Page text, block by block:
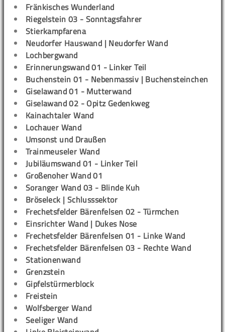
Fränkisches Wunderland
Riegelstein 03 - Sonntagsfahrer
Stierkampfarena
Neudorfer Hauswand | Neudorfer Wand
Lochbergwand
Erinnerungswand 01 - Linker Teil
Buchenstein 01 - Nebenmassiv | Buchensteinchen
Giselawand 01 - Mutterwand
Giselawand 02 - Opitz Gedenkweg
Kainachtaler Wand
Lochauer Wand
Umsonst und Draußen
Trainmeuseler Wand
Jubiläumswand 01 - Linker Teil
Großenoher Wand 01
Soranger Wand 03 - Blinde Kuh
Bröseleck | Schlusssektor
Frechetsfelder Bärenfelsen 02 - Türmchen
Einsrichter Wand | Dukes Nose
Frechetsfelder Bärenfelsen 01 - Linke Wand
Frechetsfelder Bärenfelsen 03 - Rechte Wand
Stationenwand
Grenzstein
Gipfelstürmerblock
Freistein
Wolfsberger Wand
Seeliger Wand